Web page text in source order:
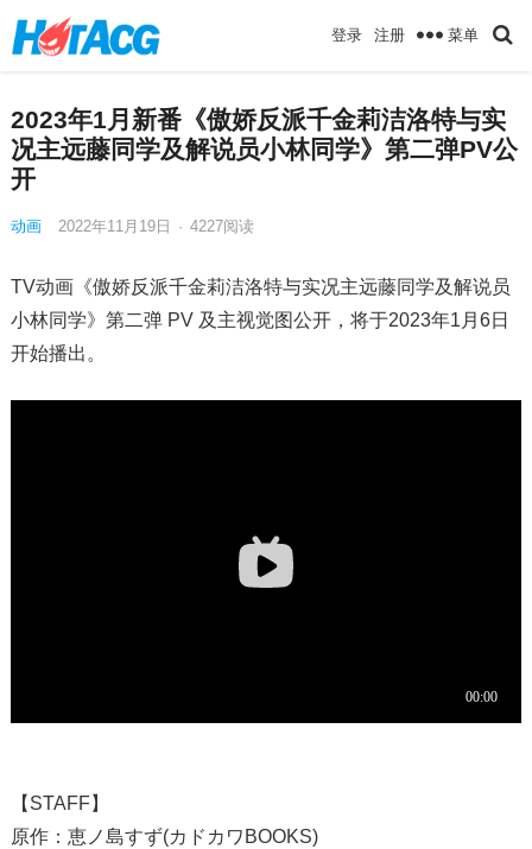
登录 注册 菜单
2023年1月新番《傲娇反派千金莉洁洛特与实
况主远藤同学及解说员小林同学》第二弹PV公
开
动画 2022年11月19日 · 4227阅读
TV动画《傲娇反派千金莉洁洛特与实况主远藤同学及解说员
小林同学》第二弹 PV 及主视觉图公开，将于2023年1月6日
开始播出。
【STAFF】
原作：恵ノ島すず(カドカワBOOKS)